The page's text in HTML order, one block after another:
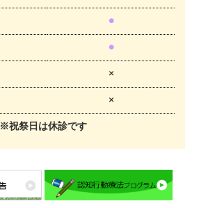
●
●
×
×
※祝祭日は休診です